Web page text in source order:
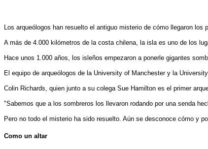
Los arqueólogos han resuelto el antiguo misterio de cómo llegaron
A más de 4.000 kilómetros de la costa chilena, la isla es uno de los
Hace unos 1.000 años, los isleños empezaron a ponerle gigantes
El equipo de arqueólogos de la University of Manchester y la
Colin Richards, quien junto a su colega Sue Hamilton es el primer
"Sabemos que a los sombreros los llevaron rodando por una senda
Pero no todo el misterio ha sido resuelto. Aún se desconoce cómo y
Como un altar